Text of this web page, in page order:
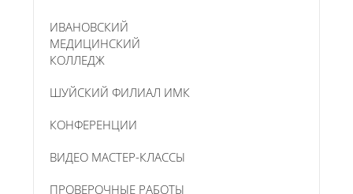
ИВАНОВСКИЙ
МЕДИЦИНСКИЙ
КОЛЛЕДЖ
ШУЙСКИЙ ФИЛИАЛ ИМК
КОНФЕРЕНЦИИ
ВИДЕО МАСТЕР-КЛАССЫ
ПРОВЕРОЧНЫЕ РАБОТЫ